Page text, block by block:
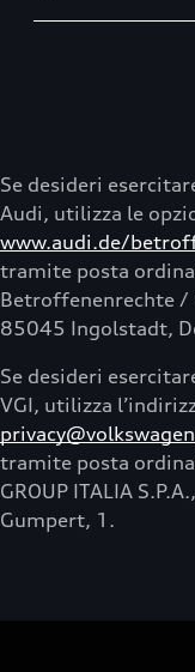
Se desideri
Audi, utilizza le
www.audi.de/
tramite posta
Betroffenenrechte /
85045 Ingolstadt,
Se desideri
VGI, utilizza
tramite posta
GROUP ITALIA
Gumpert, 1.